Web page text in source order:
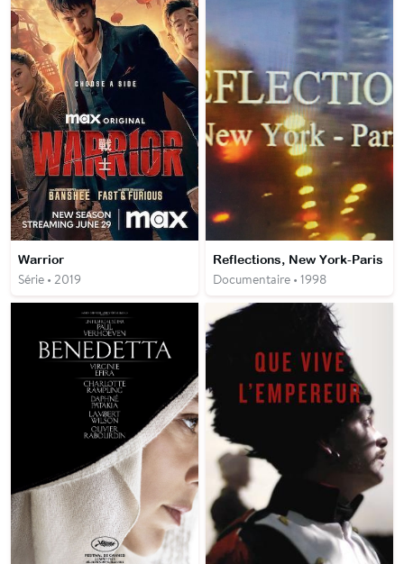
Warrior
Série • 2019
Reflections, New York-Paris
Documentaire • 1998